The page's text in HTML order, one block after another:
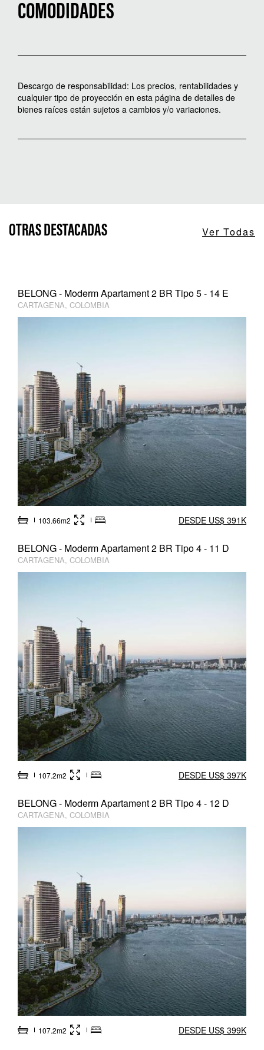
COMODIDADES
Descargo de responsabilidad: Los precios, rentabilidades y
cualquier tipo de proyección en esta página de detalles de
bienes raíces están sujetos a cambios y/o variaciones.
OTRAS DESTACADAS Ver Todas
BELONG - Moderm Apartament 2 BR Tipo 5 - 14 E
CARTAGENA, COLOMBIA
103.66m2 DESDE US$ 391K
BELONG - Moderm Apartament 2 BR Tipo 4 - 11 D
CARTAGENA, COLOMBIA
107.2m2 DESDE US$ 397K
BELONG - Moderm Apartament 2 BR Tipo 4 - 12 D
CARTAGENA, COLOMBIA
107.2m2 DESDE US$ 399K